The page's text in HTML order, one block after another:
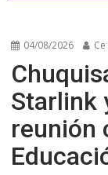
04/08/2026
Starlink
reunión